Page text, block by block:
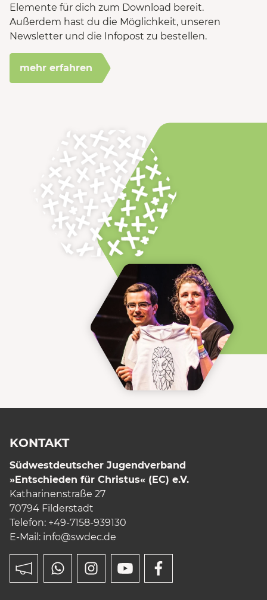
Elemente für dich zum Download bereit.
Außerdem hast du die Möglichkeit, unseren
Newsletter und die Infopost zu bestellen.
mehr erfahren
KONTAKT
Südwestdeutscher Jugendverband
»Entschieden für Christus« (EC) e.V.
Katharinenstraße 27
70794 Filderstadt
Telefon: +49-7158-939130
E-Mail: info@swdec.de